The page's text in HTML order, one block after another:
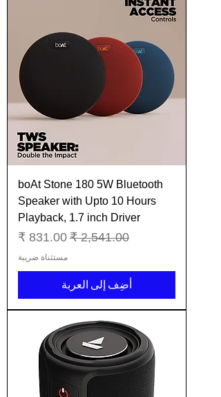
boAt Stone 180 5W Bluetooth
Speaker with Upto 10 Hours
Playback, 1.7 inch Driver
سعر عادي سعر البيع
مستثناة ضريبة
أضِف إلى العربة